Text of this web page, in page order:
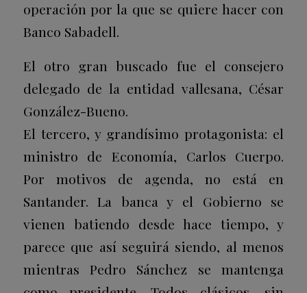
operación por la que se quiere hacer con
Banco Sabadell.
El otro gran buscado fue el consejero
delegado de la entidad vallesana, César
González-Bueno.
El tercero, y grandísimo protagonista: el
ministro de Economía, Carlos Cuerpo.
Por motivos de agenda, no está en
Santander. La banca y el Gobierno se
vienen batiendo desde hace tiempo, y
parece que así seguirá siendo, al menos
mientras Pedro Sánchez se mantenga